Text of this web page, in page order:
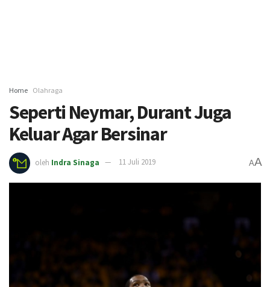
Home Olahraga
Seperti Neymar, Durant Juga
Keluar Agar Bersinar
oleh Indra Sinaga 11 Juli 2019 AA